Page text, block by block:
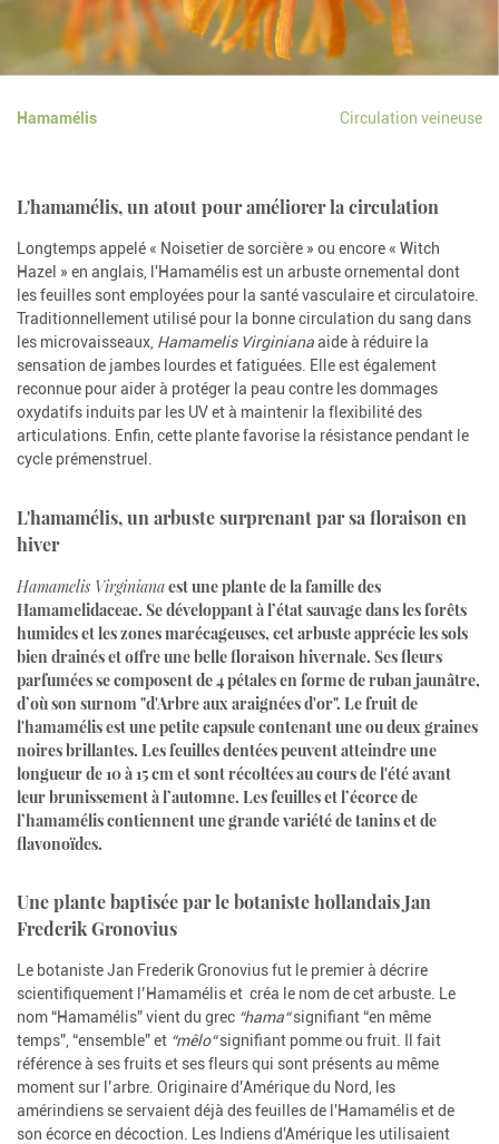
Hamamélis Circulation veineuse
L'hamamélis, un atout pour améliorer la circulation
Longtemps appelé « Noisetier de sorcière » ou encore « Witch
Hazel » en anglais, l'Hamamélis est un arbuste ornemental dont
les feuilles sont employées pour la santé vasculaire et circulatoire.
Traditionnellement utilisé pour la bonne circulation du sang dans
les microvaisseaux, Hamamelis Virginianaaide à réduire la
sensation de jambes lourdes et fatiguées. Elle est également
reconnue pour aider à protéger la peau contre les dommages
oxydatifs induits par les UV et à maintenir la flexibilité des
articulations. Enfin, cette plante favorise la résistance pendant le
cycle prémenstruel.
L'hamamélis, un arbuste surprenant par sa floraison en
hiver
Hamamelis Virginianaest une plante de la famille des
Hamamelidaceae. Se développant à l’état sauvage dans les forêts
humides et les zones marécageuses, cet arbuste apprécie les sols
bien drainés et offre une belle floraison hivernale. Ses fleurs
parfumées se composent de 4 pétales en forme de ruban jaunâtre,
d’où son surnom "d'Arbre aux araignées d'or". Le fruit de
l'hamamélis est une petite capsule contenant une ou deux graines
noires brillantes. Les feuilles dentées peuvent atteindre une
longueur de 10 à 15 cm et sont récoltées au cours de l'été avant
leur brunissement à l’automne. Les feuilles et l’écorce de
l’hamamélis contiennent une grande variété de tanins et de
flavonoïdes.
Une plante baptisée par le botaniste hollandais Jan
Frederik Gronovius
Le botaniste Jan Frederik Gronovius fut le premier à décrire
scientifiquement l’Hamamélis et créa le nom de cet arbuste. Le
nom “Hamamélis” vient du grec “hama“signifiant “en même
temps”, “ensemble” et “mêlo“signifiant pomme ou fruit. Il fait
référence à ses fruits et ses fleurs qui sont présents au même
moment sur l’arbre. Originaire d’Amérique du Nord, les
amérindiens se servaient déjà des feuilles de l'Hamamélis et de
son écorce en décoction. Les Indiens d'Amérique les utilisaient